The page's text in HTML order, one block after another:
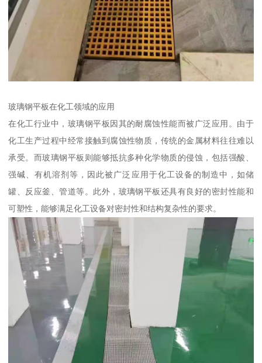
玻璃钢平板在化工领域的应用
在化工行业中，玻璃钢平板因其的耐腐蚀性能而被广泛应用。由于
化工生产过程中经常接触到腐蚀性物质，传统的金属材料往往难以
承受。而玻璃钢平板则能够抵抗多种化学物质的侵蚀，包括强酸、
强碱、有机溶剂等，因此被广泛应用于化工设备的制造中，如储
罐、反应釜、管道等。此外，玻璃钢平板还具有良好的密封性能和
可塑性，能够满足化工设备对密封性和结构复杂性的要求。